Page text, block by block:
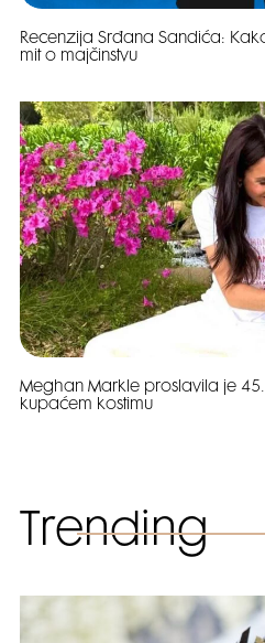
Recenzija Srđana Sandića:
mit o majčinstvu
Meghan Markle proslavila je
kupaćem kostimu
Trending